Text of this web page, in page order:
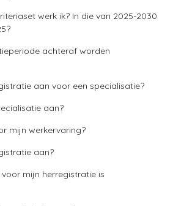
werk ik? In die van 2025-2030
achteraf worden
aan voor een specialisatie?
aan?
mijn werkervaring?
aan?
mijn herregistratie is